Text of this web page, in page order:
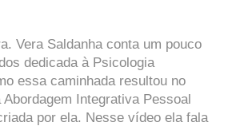
Vera Saldanha conta um pouco
dedicada à Psicologia
essa caminhada resultou no
Integrativa Pessoal
por ela. Nesse vídeo ela fala